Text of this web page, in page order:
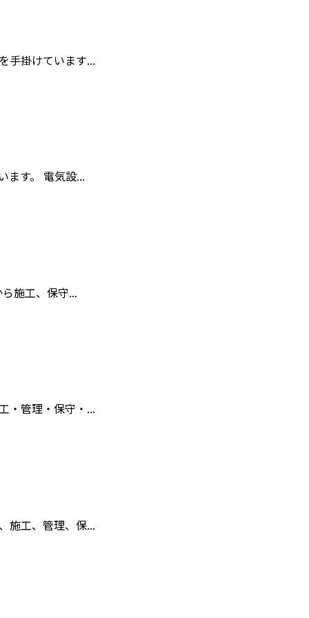
手掛けています...
ます。 電気設...
施工、保守...
・管理・保守・...
施工、管理、保...